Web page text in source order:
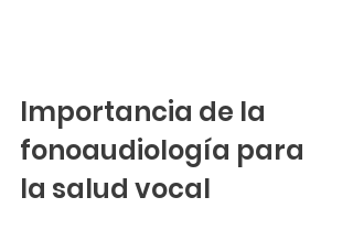
Importancia de la
fonoaudiología para
la salud vocal